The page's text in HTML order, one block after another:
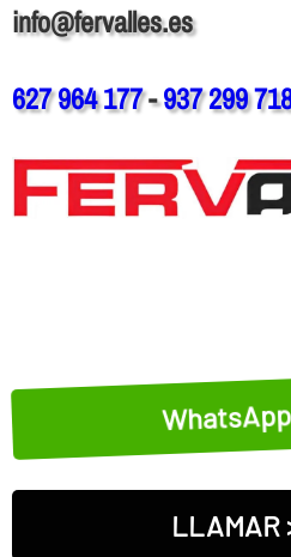
info@fervalles.es
627 964 177-937 299
LLAMAR